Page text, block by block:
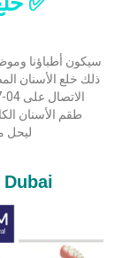
ذلك خلع الأسنان
طقم الأسنان
ليحل